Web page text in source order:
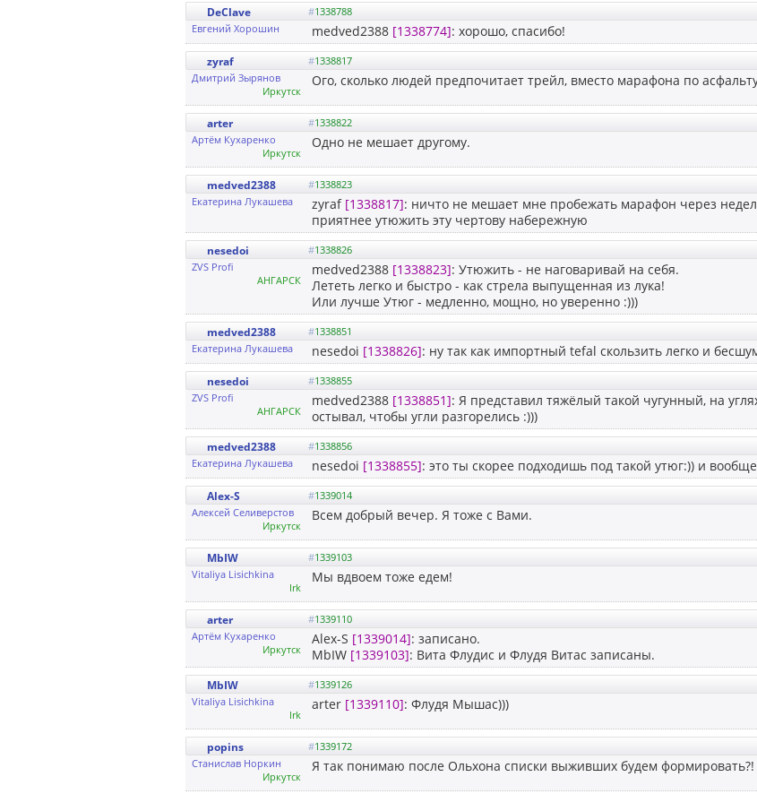
DeClave #1338788
Евгений Хорошин
medved2388 [1338774]: хорошо, спасибо!
zyraf #1338817
Дмитрий Зырянов
Иркутск
Ого, сколько людей предпочитает трейл, вместо марафона по
arter #1338822
Артём Кухаренко
Иркутск
Одно не мешает другому.
medved2388 #1338823
Екатерина Лукашева
zyraf [1338817]: ничто не мешает мне пробежать марафон через
приятнее утюжить эту чертову набережную
nesedoi #1338826
ZVS Profi
АНГАРСК
medved2388 [1338823]: Утюжить - не наговаривай на себя.
Лететь легко и быстро - как стрела выпущенная из лука!
Или лучше Утюг - медленно, мощно, но уверенно :)))
medved2388 #1338851
Екатерина Лукашева
nesedoi [1338826]: ну так как импортный tefal скользить легко и
nesedoi #1338855
ZVS Profi
АНГАРСК
medved2388 [1338851]: Я представил тяжёлый такой чугунный, на
остывал, чтобы угли разгорелись :)))
medved2388 #1338856
Екатерина Лукашева
nesedoi [1338855]: это ты скорее подходишь под такой утюг:)) и
Alex-S #1339014
Алексей Селиверстов
Иркутск
Всем добрый вечер. Я тоже с Вами.
MbIW #1339103
Vitaliya Lisichkina
Irk
Мы вдвоем тоже едем!
arter #1339110
Артём Кухаренко
Иркутск
Alex-S [1339014]: записано.
MbIW [1339103]: Вита Флудис и Флудя Витас записаны.
MbIW #1339126
Vitaliya Lisichkina
Irk
arter [1339110]: Флудя Мышас)))
popins #1339172
Cтанислав Норкин
Иркутск
Я так понимаю после Ольхона списки выживших будем формировать?!